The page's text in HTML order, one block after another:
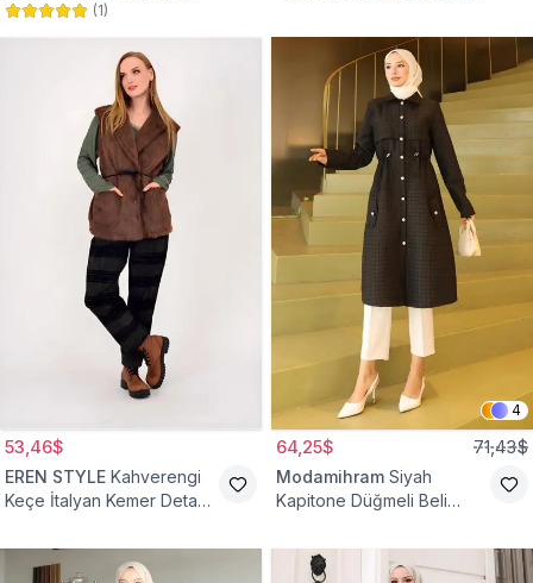
Yüksek Bel Tesettür
Pantolon
(1)
53,46$
EREN STYLE Kahverengi
Keçe İtalyan Kemer Detaylı
4
64,25$ 71,43$
Modamihram Siyah
Kapitone Düğmeli Beli